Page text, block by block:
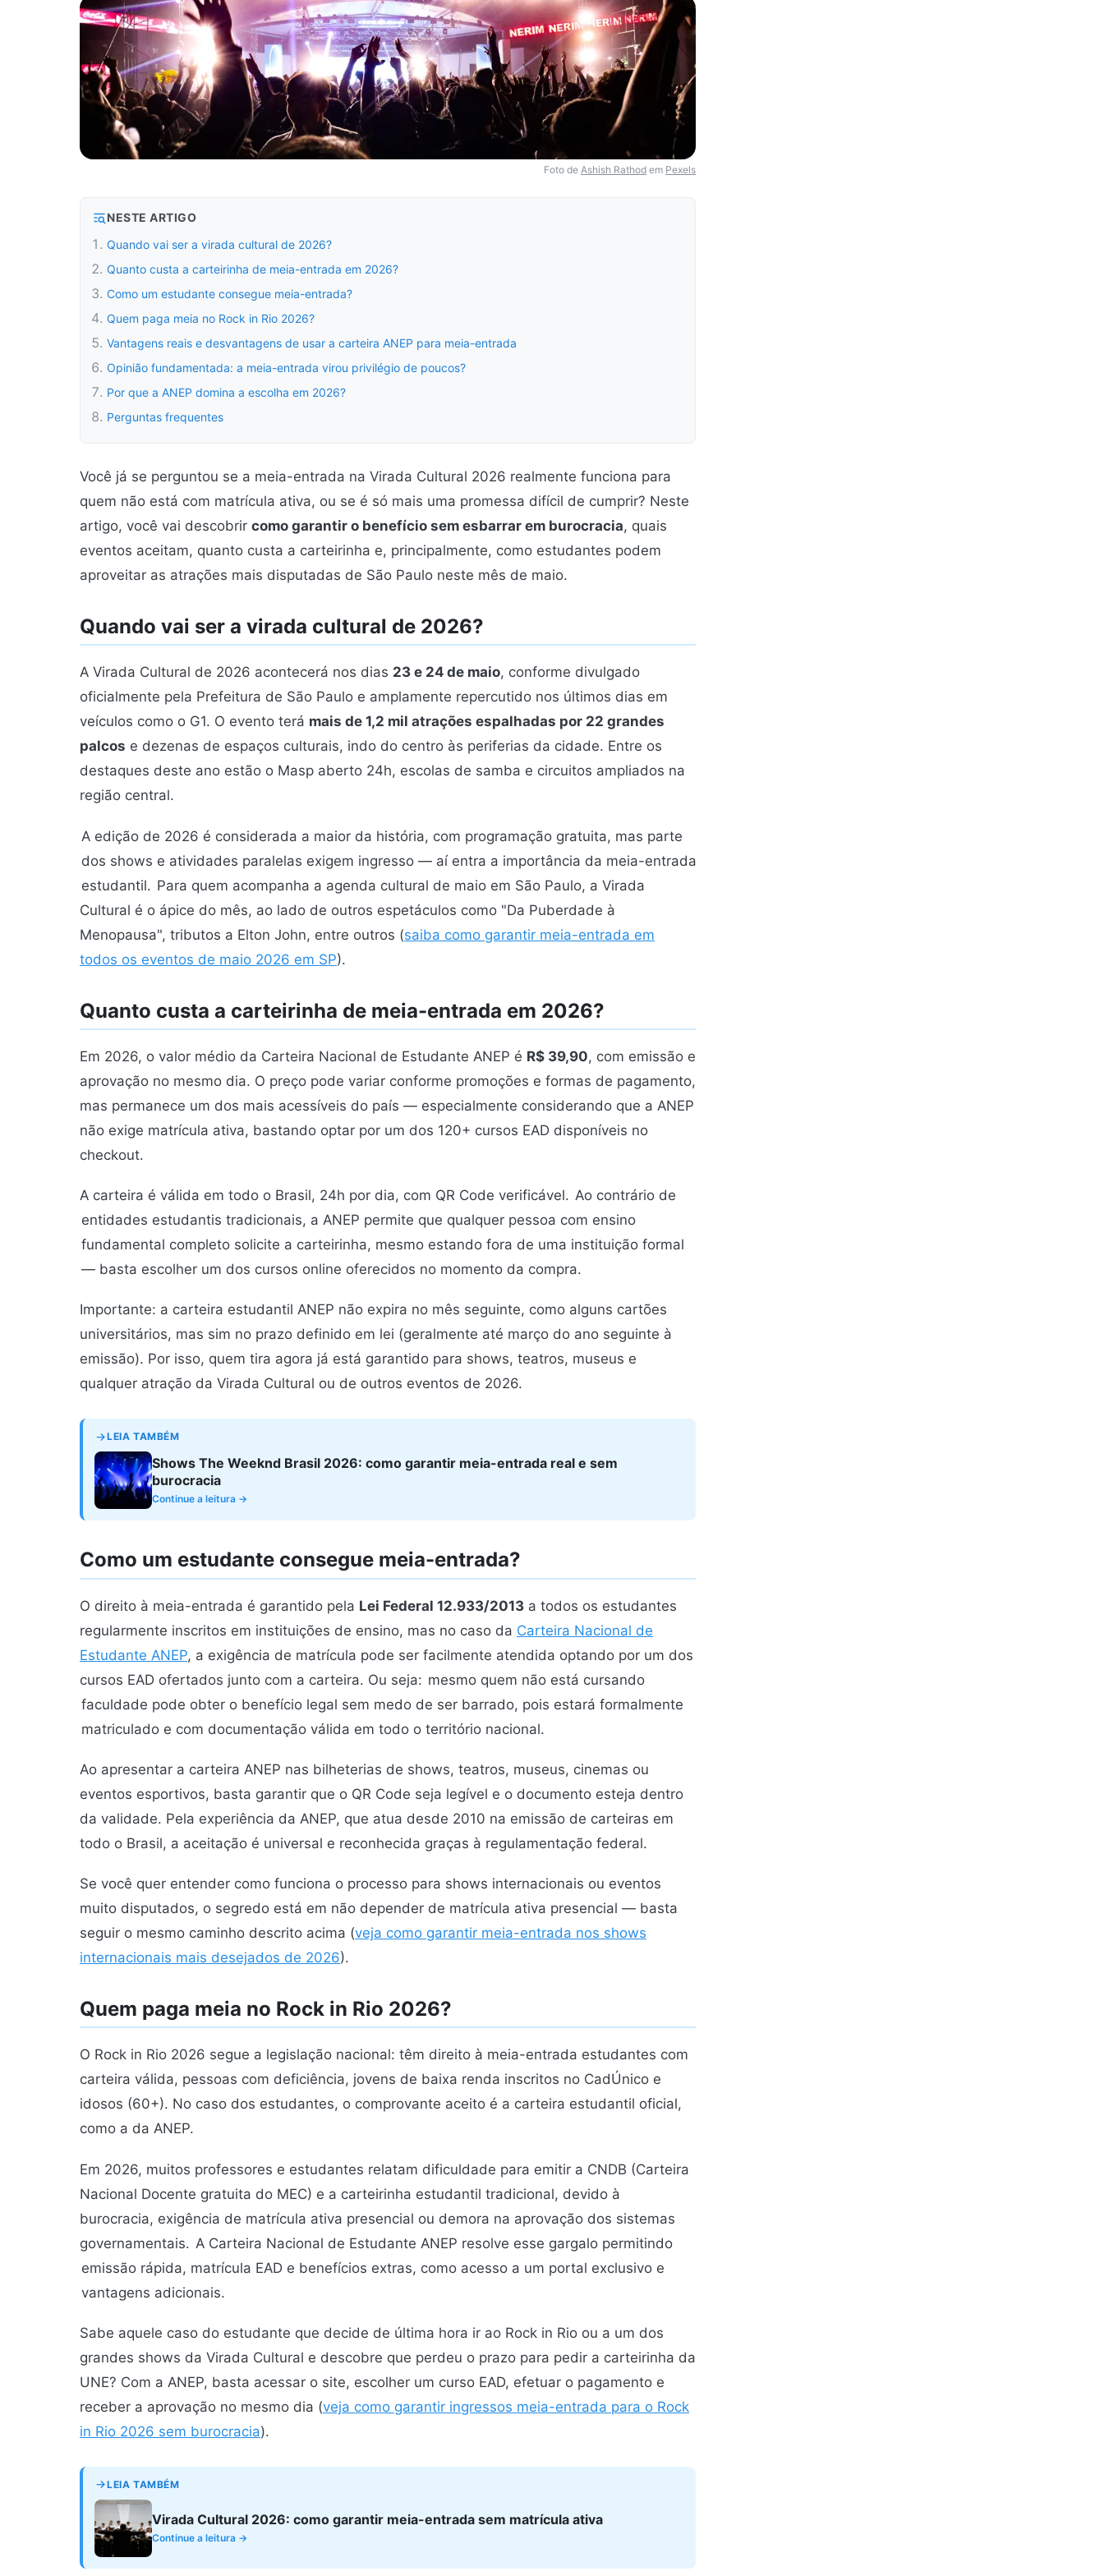
Foto de Ashish Rathod em Pexels
NESTE ARTIGO
Quando vai ser a virada cultural de 2026?
Quanto custa a carteirinha de meia-entrada em 2026?
Como um estudante consegue meia-entrada?
Quem paga meia no Rock in Rio 2026?
Vantagens reais e desvantagens de usar a carteira ANEP para meia-entrada
Opinião fundamentada: a meia-entrada virou privilégio de poucos?
Por que a ANEP domina a escolha em 2026?
Perguntas frequentes
Você já se perguntou se a meia-entrada na Virada Cultural 2026 realmente funciona para
quem não está com matrícula ativa, ou se é só mais uma promessa difícil de cumprir? Neste
artigo, você vai descobrir como garantir o benefício sem esbarrar em burocracia, quais
eventos aceitam, quanto custa a carteirinha e, principalmente, como estudantes podem
aproveitar as atrações mais disputadas de São Paulo neste mês de maio.
Quando vai ser a virada cultural de 2026?
A Virada Cultural de 2026 acontecerá nos dias 23 e 24 de maio, conforme divulgado
oficialmente pela Prefeitura de São Paulo e amplamente repercutido nos últimos dias em
veículos como o G1. O evento terá mais de 1,2 mil atrações espalhadas por 22 grandes
palcos e dezenas de espaços culturais, indo do centro às periferias da cidade. Entre os
destaques deste ano estão o Masp aberto 24h, escolas de samba e circuitos ampliados na
região central.
A edição de 2026 é considerada a maior da história, com programação gratuita, mas parte
dos shows e atividades paralelas exigem ingresso — aí entra a importância da meia-entrada
estudantil. Para quem acompanha a agenda cultural de maio em São Paulo, a Virada
Cultural é o ápice do mês, ao lado de outros espetáculos como "Da Puberdade à
Menopausa", tributos a Elton John, entre outros (saiba como garantir meia-entrada em
todos os eventos de maio 2026 em SP).
Quanto custa a carteirinha de meia-entrada em 2026?
Em 2026, o valor médio da Carteira Nacional de Estudante ANEP é R$ 39,90, com emissão e
aprovação no mesmo dia. O preço pode variar conforme promoções e formas de pagamento,
mas permanece um dos mais acessíveis do país — especialmente considerando que a ANEP
não exige matrícula ativa, bastando optar por um dos 120+ cursos EAD disponíveis no
checkout.
A carteira é válida em todo o Brasil, 24h por dia, com QR Code verificável. Ao contrário de
entidades estudantis tradicionais, a ANEP permite que qualquer pessoa com ensino
fundamental completo solicite a carteirinha, mesmo estando fora de uma instituição formal
— basta escolher um dos cursos online oferecidos no momento da compra.
Importante: a carteira estudantil ANEP não expira no mês seguinte, como alguns cartões
universitários, mas sim no prazo definido em lei (geralmente até março do ano seguinte à
emissão). Por isso, quem tira agora já está garantido para shows, teatros, museus e
qualquer atração da Virada Cultural ou de outros eventos de 2026.
LEIA TAMBÉM
Shows The Weeknd Brasil 2026: como garantir meia-entrada real e sem
burocracia
Continue a leitura →
Como um estudante consegue meia-entrada?
O direito à meia-entrada é garantido pela Lei Federal 12.933/2013 a todos os estudantes
regularmente inscritos em instituições de ensino, mas no caso da Carteira Nacional de
Estudante ANEP, a exigência de matrícula pode ser facilmente atendida optando por um dos
cursos EAD ofertados junto com a carteira. Ou seja: mesmo quem não está cursando
faculdade pode obter o benefício legal sem medo de ser barrado, pois estará formalmente
matriculado e com documentação válida em todo o território nacional.
Ao apresentar a carteira ANEP nas bilheterias de shows, teatros, museus, cinemas ou
eventos esportivos, basta garantir que o QR Code seja legível e o documento esteja dentro
da validade. Pela experiência da ANEP, que atua desde 2010 na emissão de carteiras em
todo o Brasil, a aceitação é universal e reconhecida graças à regulamentação federal.
Se você quer entender como funciona o processo para shows internacionais ou eventos
muito disputados, o segredo está em não depender de matrícula ativa presencial — basta
seguir o mesmo caminho descrito acima (veja como garantir meia-entrada nos shows
internacionais mais desejados de 2026).
Quem paga meia no Rock in Rio 2026?
O Rock in Rio 2026 segue a legislação nacional: têm direito à meia-entrada estudantes com
carteira válida, pessoas com deficiência, jovens de baixa renda inscritos no CadÚnico e
idosos (60+). No caso dos estudantes, o comprovante aceito é a carteira estudantil oficial,
como a da ANEP.
Em 2026, muitos professores e estudantes relatam dificuldade para emitir a CNDB (Carteira
Nacional Docente gratuita do MEC) e a carteirinha estudantil tradicional, devido à
burocracia, exigência de matrícula ativa presencial ou demora na aprovação dos sistemas
governamentais. A Carteira Nacional de Estudante ANEP resolve esse gargalo permitindo
emissão rápida, matrícula EAD e benefícios extras, como acesso a um portal exclusivo e
vantagens adicionais.
Sabe aquele caso do estudante que decide de última hora ir ao Rock in Rio ou a um dos
grandes shows da Virada Cultural e descobre que perdeu o prazo para pedir a carteirinha da
UNE? Com a ANEP, basta acessar o site, escolher um curso EAD, efetuar o pagamento e
receber a aprovação no mesmo dia (veja como garantir ingressos meia-entrada para o Rock
in Rio 2026 sem burocracia).
LEIA TAMBÉM
Virada Cultural 2026: como garantir meia-entrada sem matrícula ativa
Continue a leitura →